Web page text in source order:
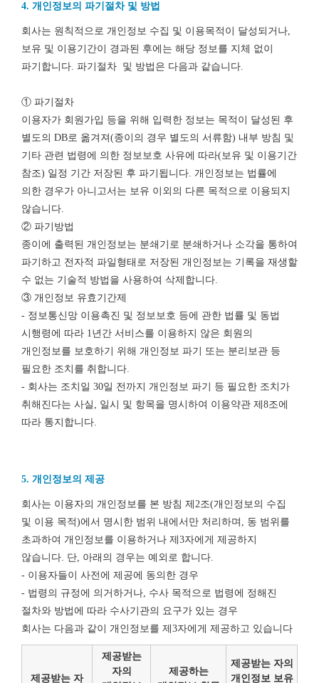
4. 개인정보의 파기절차 및 방법
회사는 원칙적으로 개인정보 수집 및 이용목적이 달성되거나,
보유 및 이용기간이 경과된 후에는 해당 정보를 지체 없이
파기합니다. 파기절차 및 방법은 다음과 같습니다.
① 파기절차
이용자가 회원가입 등을 위해 입력한 정보는 목적이 달성된 후
별도의 DB로 옮겨져(종이의 경우 별도의 서류함) 내부 방침 및
기타 관련 법령에 의한 정보보호 사유에 따라(보유 및 이용기간
참조) 일정 기간 저장된 후 파기됩니다. 개인정보는 법률에
의한 경우가 아니고서는 보유 이외의 다른 목적으로 이용되지
않습니다.
② 파기방법
종이에 출력된 개인정보는 분쇄기로 분쇄하거나 소각을 통하여
파기하고 전자적 파일형태로 저장된 개인정보는 기록을 재생할
수 없는 기술적 방법을 사용하여 삭제합니다.
③ 개인정보 유효기간제
- 정보통신망 이용촉진 및 정보보호 등에 관한 법률 및 동법
시행령에 따라 1년간 서비스를 이용하지 않은 회원의
개인정보를 보호하기 위해 개인정보 파기 또는 분리보관 등
필요한 조치를 취합니다.
- 회사는 조치일 30일 전까지 개인정보 파기 등 필요한 조치가
취해진다는 사실, 일시 및 항목을 명시하여 이용약관 제8조에
따라 통지합니다.
5. 개인정보의 제공
회사는 이용자의 개인정보를 본 방침 제2조(개인정보의 수집
및 이용 목적)에서 명시한 범위 내에서만 처리하며, 동 범위를
초과하여 개인정보를 이용하거나 제3자에게 제공하지
않습니다. 단, 아래의 경우는 예외로 합니다.
- 이용자들이 사전에 제공에 동의한 경우
- 법령의 규정에 의거하거나, 수사 목적으로 법령에 정해진
절차와 방법에 따라 수사기관의 요구가 있는 경우
회사는 다음과 같이 개인정보를 제3자에게 제공하고 있습니다
제공받는 자
제공받는
자의
제공하는
제공받는 자의
개인정보 보유